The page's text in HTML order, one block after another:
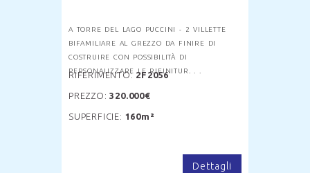
A TORRE DEL LAGO PUCCINI - 2 VILLETTE
BIFAMILIARE AL GREZZO DA FINIRE DI
COSTRUIRE CON POSSIBILITÀ DI
PERSONALIZZARE LE RIFINITUR. . .
RIFERIMENTO: 2F2056
PREZZO:320.000€
SUPERFICIE: 160m²
Dettagli